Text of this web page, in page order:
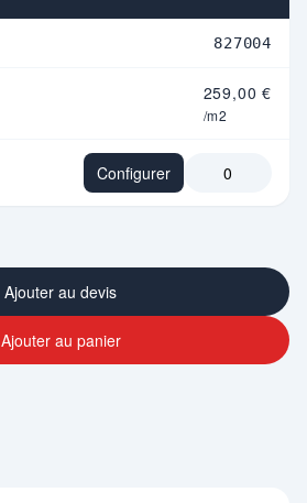
827004
259,00 €
/m2
Configurer
Ajouter au devis
Ajouter au panier